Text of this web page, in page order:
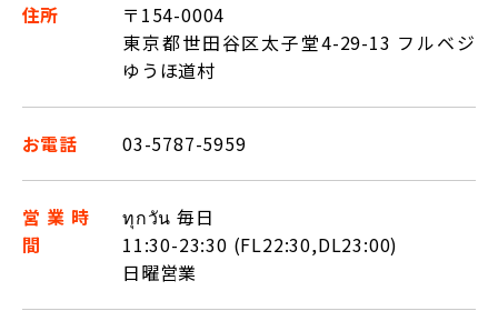
住所
〒154-0004
東京都世田谷区太子堂4-29-13 フルベジ
ゆうほ道村
お電話 03-5787-5959
営業時
間
ทุกวัน 毎日
11:30-23:30 (FL22:30,DL23:00)
日曜営業